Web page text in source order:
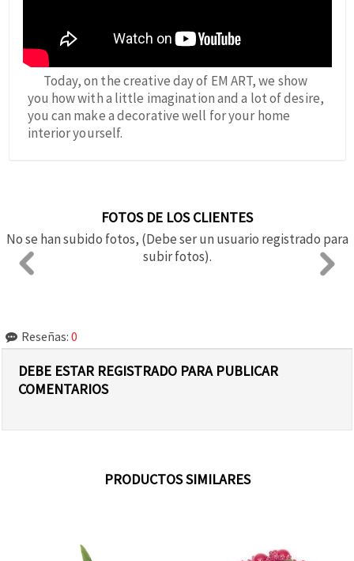
Today, on the creative day of EM ART, we show
you how with a little imagination and a lot of desire,
you can make a decorative well for your home
interior yourself.
FOTOS DE LOS CLIENTES
No se han subido fotos, (Debe ser un usuario registrado para
subir fotos).
Reseñas: 0
DEBE ESTAR REGISTRADO PARA PUBLICAR
COMENTARIOS
PRODUCTOS SIMILARES